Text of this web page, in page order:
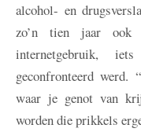
alcohol- en
zo’n tien jaar ook
internetgebruik,
geconfronteerd werd.
waar je genot van
worden die prikkels